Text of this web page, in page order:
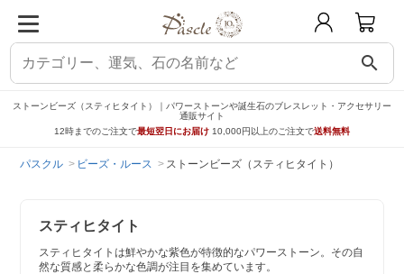
search
ストーンビーズ（スティヒタイト）｜パワーストーンや誕生石のブレスレット・アクセサリー
通販サイト
12時までのご注文で最短翌日にお届け 10,000円以上のご注文で送料無料
パスクル ビーズ・ルース ストーンビーズ（スティヒタイト）
スティヒタイト
スティヒタイトは鮮やかな紫色が特徴的なパワーストーン。その自
然な質感と柔らかな色調が注目を集めています。